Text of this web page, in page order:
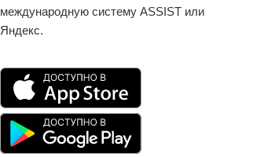
международную систему ASSIST или
Яндекс.